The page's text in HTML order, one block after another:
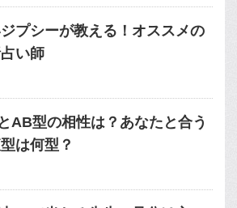
プシーが教える！オススメの
い師
AB型の相性は？あなたと合う
は何型？